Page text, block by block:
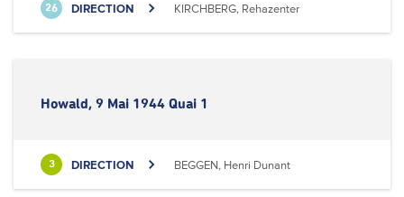
26 DIRECTION KIRCHBERG, Rehazenter
Howald, 9 Mai 1944 Quai 1
3 DIRECTION BEGGEN, Henri Dunant